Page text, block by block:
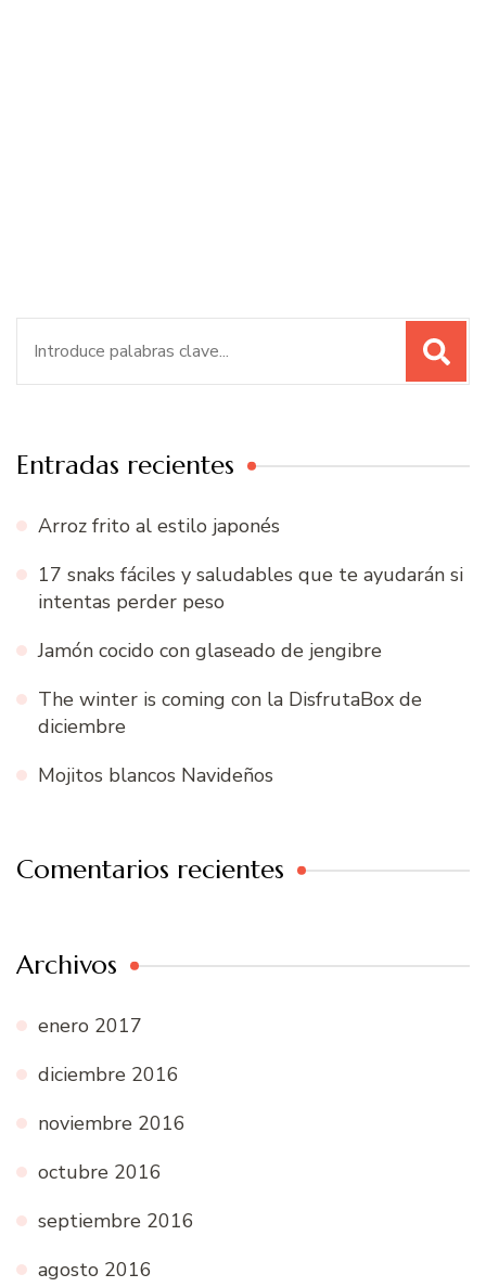
Entradas recientes
Arroz frito al estilo japonés
17 snaks fáciles y saludables que te ayudarán si
intentas perder peso
Jamón cocido con glaseado de jengibre
The winter is coming con la DisfrutaBox de
diciembre
Mojitos blancos Navideños
Comentarios recientes
Archivos
enero 2017
diciembre 2016
noviembre 2016
octubre 2016
septiembre 2016
agosto 2016